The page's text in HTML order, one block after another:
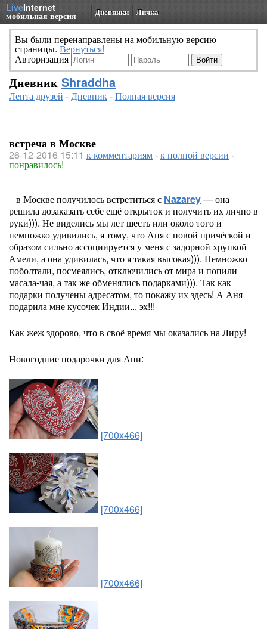
LiveInternet
мобильная версия Дневники Личка
Вы были перенаправлены на мобильную версию
страницы. Вернуться!
Авторизация
Дневник Shraddha
Лента друзей -Дневник-Полная версия
встреча в Москве
26-12-2016 15:11 к комментариям-к полной версии -
понравилось!
в Москве получилось встретиться с Nazarey— она
решила дозаказать себе ещё открыток и получить их лично в
руки))). Не виделись мы лет шесть или около того и
немножко удивились, я тому, что Аня с новой причёской и
образом сильно ассоциируется у меня с задорной хрупкой
Амели, а она удивилась, что я такая высокая))). Немножко
поболтали, посмеялись, отключились от мира и попили
масала-чая, а так же обменялись подарками))). Так как
подарки получены адресатом, то покажу их здесь! А Аня
подарила мне кусочек Индии... эх!!!
Как жеж здорово, что в своё время мы оказались на Лиру!
Новогодние подарочки для Ани:
[700x466]
[700x466]
[700x466]